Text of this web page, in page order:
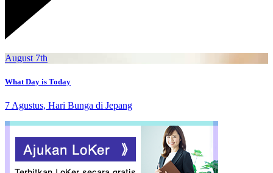
August 7th
What Day is Today
7 Agustus, Hari Bunga di Jepang